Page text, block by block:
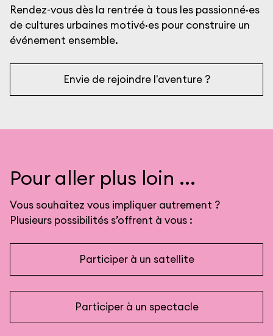
Rendez-vous dès la rentrée à tous les passionné·es
de cultures urbaines motivé·es pour construire un
événement ensemble.
Envie de rejoindre l'aventure ?
Pour aller plus loin ...
Vous souhaitez vous impliquer autrement ?
Plusieurs possibilités s’offrent à vous :
Participer à un satellite
Participer à un spectacle